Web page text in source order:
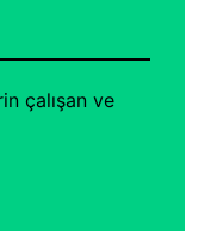
çalışan ve